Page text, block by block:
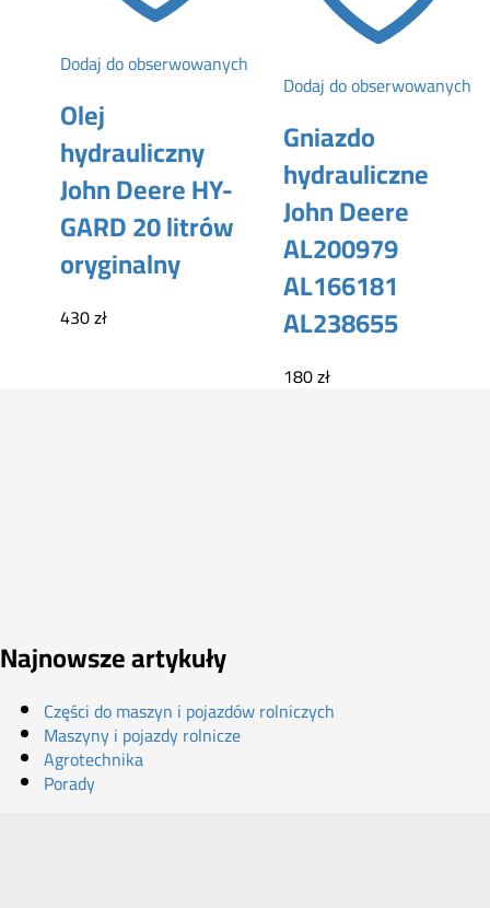
Dodaj do obserwowanych
Olej
hydrauliczny
John Deere HY-
GARD 20 litrów
oryginalny
430zł
Dodaj do obserwowanych
Gniazdo
hydrauliczne
John Deere
AL200979
AL166181
AL238655
180zł
Najnowsze artykuły
Części do maszyn i pojazdów rolniczych
Maszyny i pojazdy rolnicze
Agrotechnika
Porady